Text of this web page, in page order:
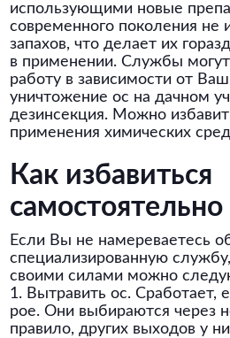
использующими новые
современного поколения не
запахов, что делает их
в применении. Службы
работу в зависимости от
уничтожение ос на дачном
дезинсекция. Можно
применения химических
Как избавиться
самостоятельно
Если Вы не намереваетесь
специализированную
своими силами можно
1. Вытравить ос. Сработает,
рое. Они выбираются через
правило, других выходов у